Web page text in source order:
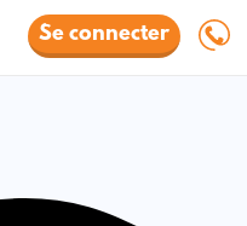
Se connecter